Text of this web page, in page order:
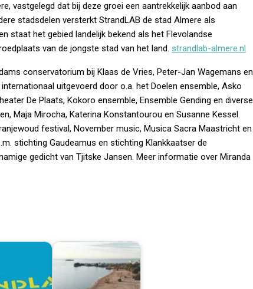
vastgelegd dat bij deze groei een aantrekkelijk aanbod aan
stadsdelen versterkt StrandLAB de stad Almere als
staat het gebied landelijk bekend als het Flevolandse
van de jongste stad van het land. strandlab-almere.nl
conservatorium bij Klaas de Vries, Peter-Jan Wagemans en
uitgevoerd door o.a. het Doelen ensemble, Asko
De Plaats, Kokoro ensemble, Ensemble Gending en diverse
Maja Mirocha, Katerina Konstantourou en Susanne Kessel.
festival, November music, Musica Sacra Maastricht en
stichting Gaudeamus en stichting Klankkaatser de
gedicht van Tjitske Jansen. Meer informatie over Miranda